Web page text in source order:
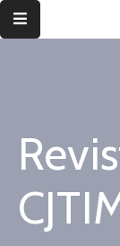
Informații
de
public